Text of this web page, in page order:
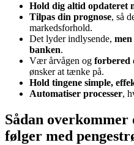
Hold dig altid opdateret
Tilpas din prognose, så
markedsforhold.
Det lyder indlysende,
banken.
Vær årvågen og forbered
ønsker at tænke på.
Hold tingene simple,
Automatiser processer,
Sådan
følger med